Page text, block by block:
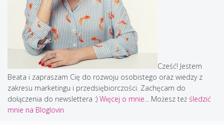
Cześć! Jestem
Beata i zapraszam Cię do rozwoju osobistego oraz wiedzy z
zakresu marketingu i przedsiębiorczości. Zachęcam do
dołączenia do newslettera :) Więcej o mnie... Możesz też śledzić
mnie na Bloglovin